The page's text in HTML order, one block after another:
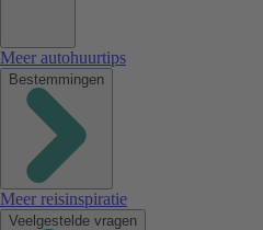
Meer autohuurtips
Bestemmingen
Meer reisinspiratie
Veelgestelde vragen